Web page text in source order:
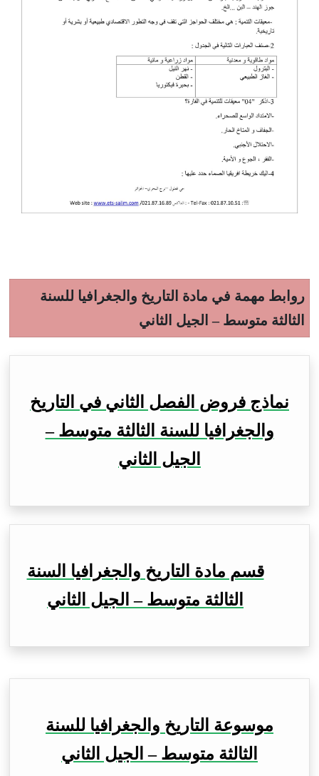
روابط مهمة في مادة التاريخ والجغرافيا للسنة
الثالثة متوسط – الجيل الثاني
نماذج فروض الفصل الثاني في التاريخ
والجغرافيا للسنة الثالثة متوسط –
الجيل الثاني
قسم مادة التاريخ والجغرافيا السنة
الثالثة متوسط – الجيل الثاني
موسوعة التاريخ والجغرافيا للسنة
الثالثة متوسط – الجيل الثاني